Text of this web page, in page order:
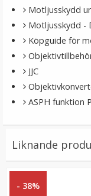
JJC
Motljusskydd
Motljusskydd -
Köpguide för
JJC
ASPH funktion
Liknande
- 38%